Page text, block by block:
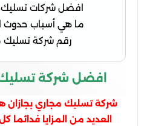
افضل شركات تسليك
ما هي أسباب حدوث
رقم شركة تسليك
افضل شركة تسليك
شركة تسليك مجاري بجازان
العديد من المزايا فدائما